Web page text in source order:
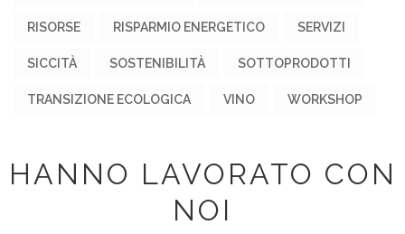
RISORSE RISPARMIO ENERGETICO SERVIZI
SICCITÀ SOSTENIBILITÀ SOTTOPRODOTTI
TRANSIZIONE ECOLOGICA VINO WORKSHOP
HANNO LAVORATO CON
NOI